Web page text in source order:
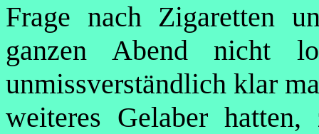
Frage nach Zigaretten
ganzen Abend nicht
unmissverständlich klar
weiteres Gelaber